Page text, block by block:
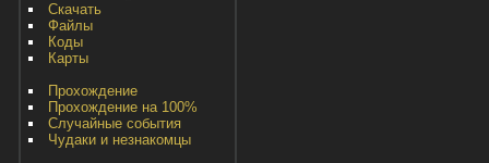
Скачать
Файлы
Коды
Карты
Прохождение
Прохождение на 100%
Случайные события
Чудаки и незнакомцы